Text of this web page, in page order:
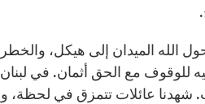
الله الميدان إلى هيكل،
للوقوف مع الحق أثمان. في
عائلات تتمزق في لحظة،